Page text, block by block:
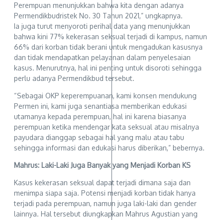
Perempuan menunjukkan bahwa kita dengan adanya
Permendikbudristek No. 30 Tahun 2021,” ungkapnya.
Ia juga turut menyoroti perihal data yang menunjukkan
bahwa kini 77% kekerasan seksual terjadi di kampus, namun
66% dari korban tidak berani untuk mengadukan kasusnya
dan tidak mendapatkan pelayanan dalam penyelesaian
kasus. Menurutnya, hal ini penting untuk disoroti sehingga
perlu adanya Permendikbud tersebut.
“Sebagai OKP keperempuanan, kami konsen mendukung
Permen ini, kami juga senantiasa memberikan edukasi
utamanya kepada perempuan, hal ini karena biasanya
perempuan ketika mendengar kata seksual atau misalnya
payudara dianggap sebagai hal yang malu atau tabu
sehingga informasi dan edukasi harus diberikan,” bebernya.
Mahrus: Laki-Laki Juga Banyak yang Menjadi Korban KS
Kasus kekerasan seksual dapat terjadi dimana saja dan
menimpa siapa saja. Potensi menjadi korban tidak hanya
terjadi pada perempuan, namun juga laki-laki dan gender
lainnya. Hal tersebut diungkapkan Mahrus Agustian yang